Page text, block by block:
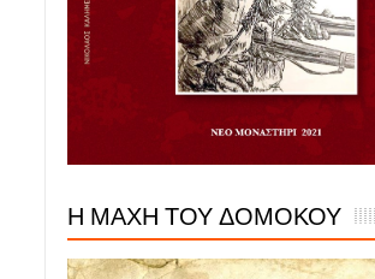
Η ΜΑΧΗ ΤΟΥ ΔΟΜΟΚΟΥ